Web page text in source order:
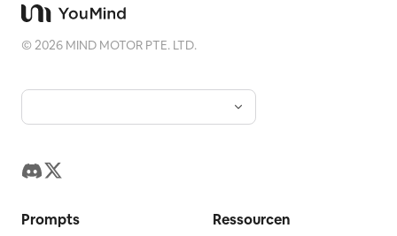
©2026 MIND MOTOR PTE. LTD.
Prompts Ressourcen